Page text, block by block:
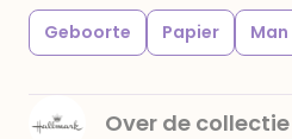
Geboorte Papier Man
Over de collectie